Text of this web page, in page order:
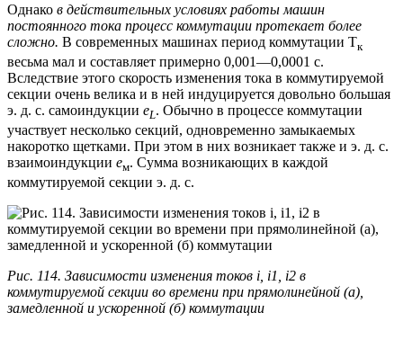
Однако в действительных условиях работы машин
постоянного тока процесс коммутации протекает более
сложно. В современных машинах период коммутации Тк
весьма мал и составляет примерно 0,001—0,0001 с.
Вследствие этого скорость изменения тока в коммутируемой
секции очень велика и в ней индуцируется довольно большая
э. д. с. самоиндукции eL. Обычно в процессе коммутации
участвует несколько секций, одновременно замыкаемых
накоротко щетками. При этом в них возникает также и э. д. с.
взаимоиндукции ем. Сумма возникающих в каждой
коммутируемой секции э. д. с.
Рис. 114. Зависимости изменения токов i, i1, i2 в
коммутируемой секции во времени при прямолинейной (а),
замедленной и ускоренной (б) коммутации